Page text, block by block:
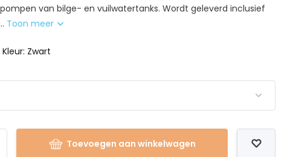
van bilge- en vuilwatertanks. Wordt geleverd inclusief
Toon meer
Kleur: Zwart
Toevoegen aan winkelwagen